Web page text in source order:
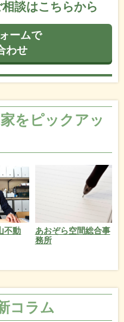
談はこちらから
ームで
わせ
をピックアッ
不動
あおぞら空間総合事
務所
コラム